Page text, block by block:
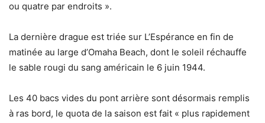
ou quatre par endroits ».
La dernière drague est triée sur L’Espérance en fin de
matinée au large d’Omaha Beach, dont le soleil réchauffe
le sable rougi du sang américain le 6 juin 1944.
Les 40 bacs vides du pont arrière sont désormais remplis
à ras bord, le quota de la saison est fait « plus rapidement